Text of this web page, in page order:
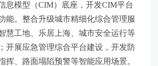
息模型（CIM）底座，开发CIM平台
能。整合升级城市精细化综合管理服
慧工地、乐居上海、城市安全运行等
开展应急管理综合平台建设，开发防
挥、路面塌陷预警等智能应用场景。